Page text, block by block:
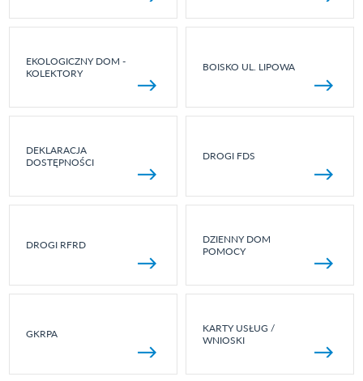
EKOLOGICZNY DOM -
KOLEKTORY
BOISKO UL. LIPOWA
DEKLARACJA
DOSTĘPNOŚCI
DROGI FDS
DROGI RFRD
DZIENNY DOM
POMOCY
GKRPA
KARTY USŁUG /
WNIOSKI